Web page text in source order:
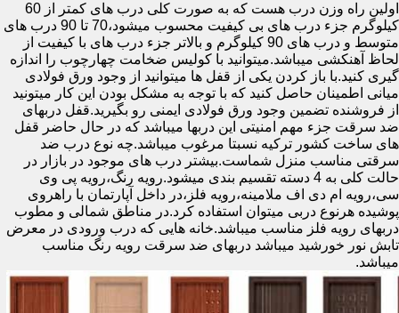
اولین راه وزن درب هست که به صورت کلی درب های کمتر از 60
کیلوگرم جزء درب های بی کیفیت محسوب میشود،70 تا 90 درب های
متوسط و درب های 90 کیلوگرم و بالاتر جزء درب های با کیفیت از
لحاظ آهنکشی میباشد.میتوانید با کولیس ضخامت چهارچوب را اندازه
گیری کنید.با باز کردن یکی از قفل ها میتوانید از وجود ورق فولادی
میانی اطمینان حاصل کنید که با توجه به مشکل بودن این کار میتونید
از فروشنده تضمین وجود ورق فولادی ایمنی رو بگیرید.قفل دربهای
ضد سرقت جزء مهم امنیتی این دربها میباشد که در حال حاضر قفل
های ساخت کشور ترکیه نسبتا مرغوب میباشد.چه نوع درب ضد
سرقتی مناسب منزل شماست.بیشتر درب های موجود در بازار در
حالت کلی به 4 دسته تقسیم بندی میشود.رویه رنگ،رویه پی وی
سی،رویه ام دی اف ملامینه،رویه فلز،در داخل آپارتمان با راهروی
پوشیده هرنوع دربی میتوان استفاده کرد.در مناطق شمالی و مطوب
دربهای رویه فلز مناسب میباشد.خانه هایی که درب ورودی در معرض
تابش نور خورشید میباشد دربهای ضد سرقت رویه رنگ مناسب
میباشد.